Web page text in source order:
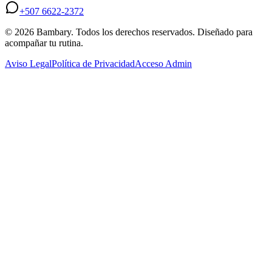
+507 6622-2372
© 2026 Bambary. Todos los derechos reservados. Diseñado para
acompañar tu rutina.
Aviso LegalPolítica de PrivacidadAcceso Admin